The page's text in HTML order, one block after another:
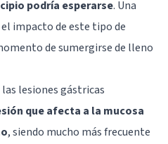
podría esperarse. Una
impacto de este tipo de
de sumergirse de lleno
lesiones gástricas
que afecta a la mucosa
, siendo mucho más frecuente